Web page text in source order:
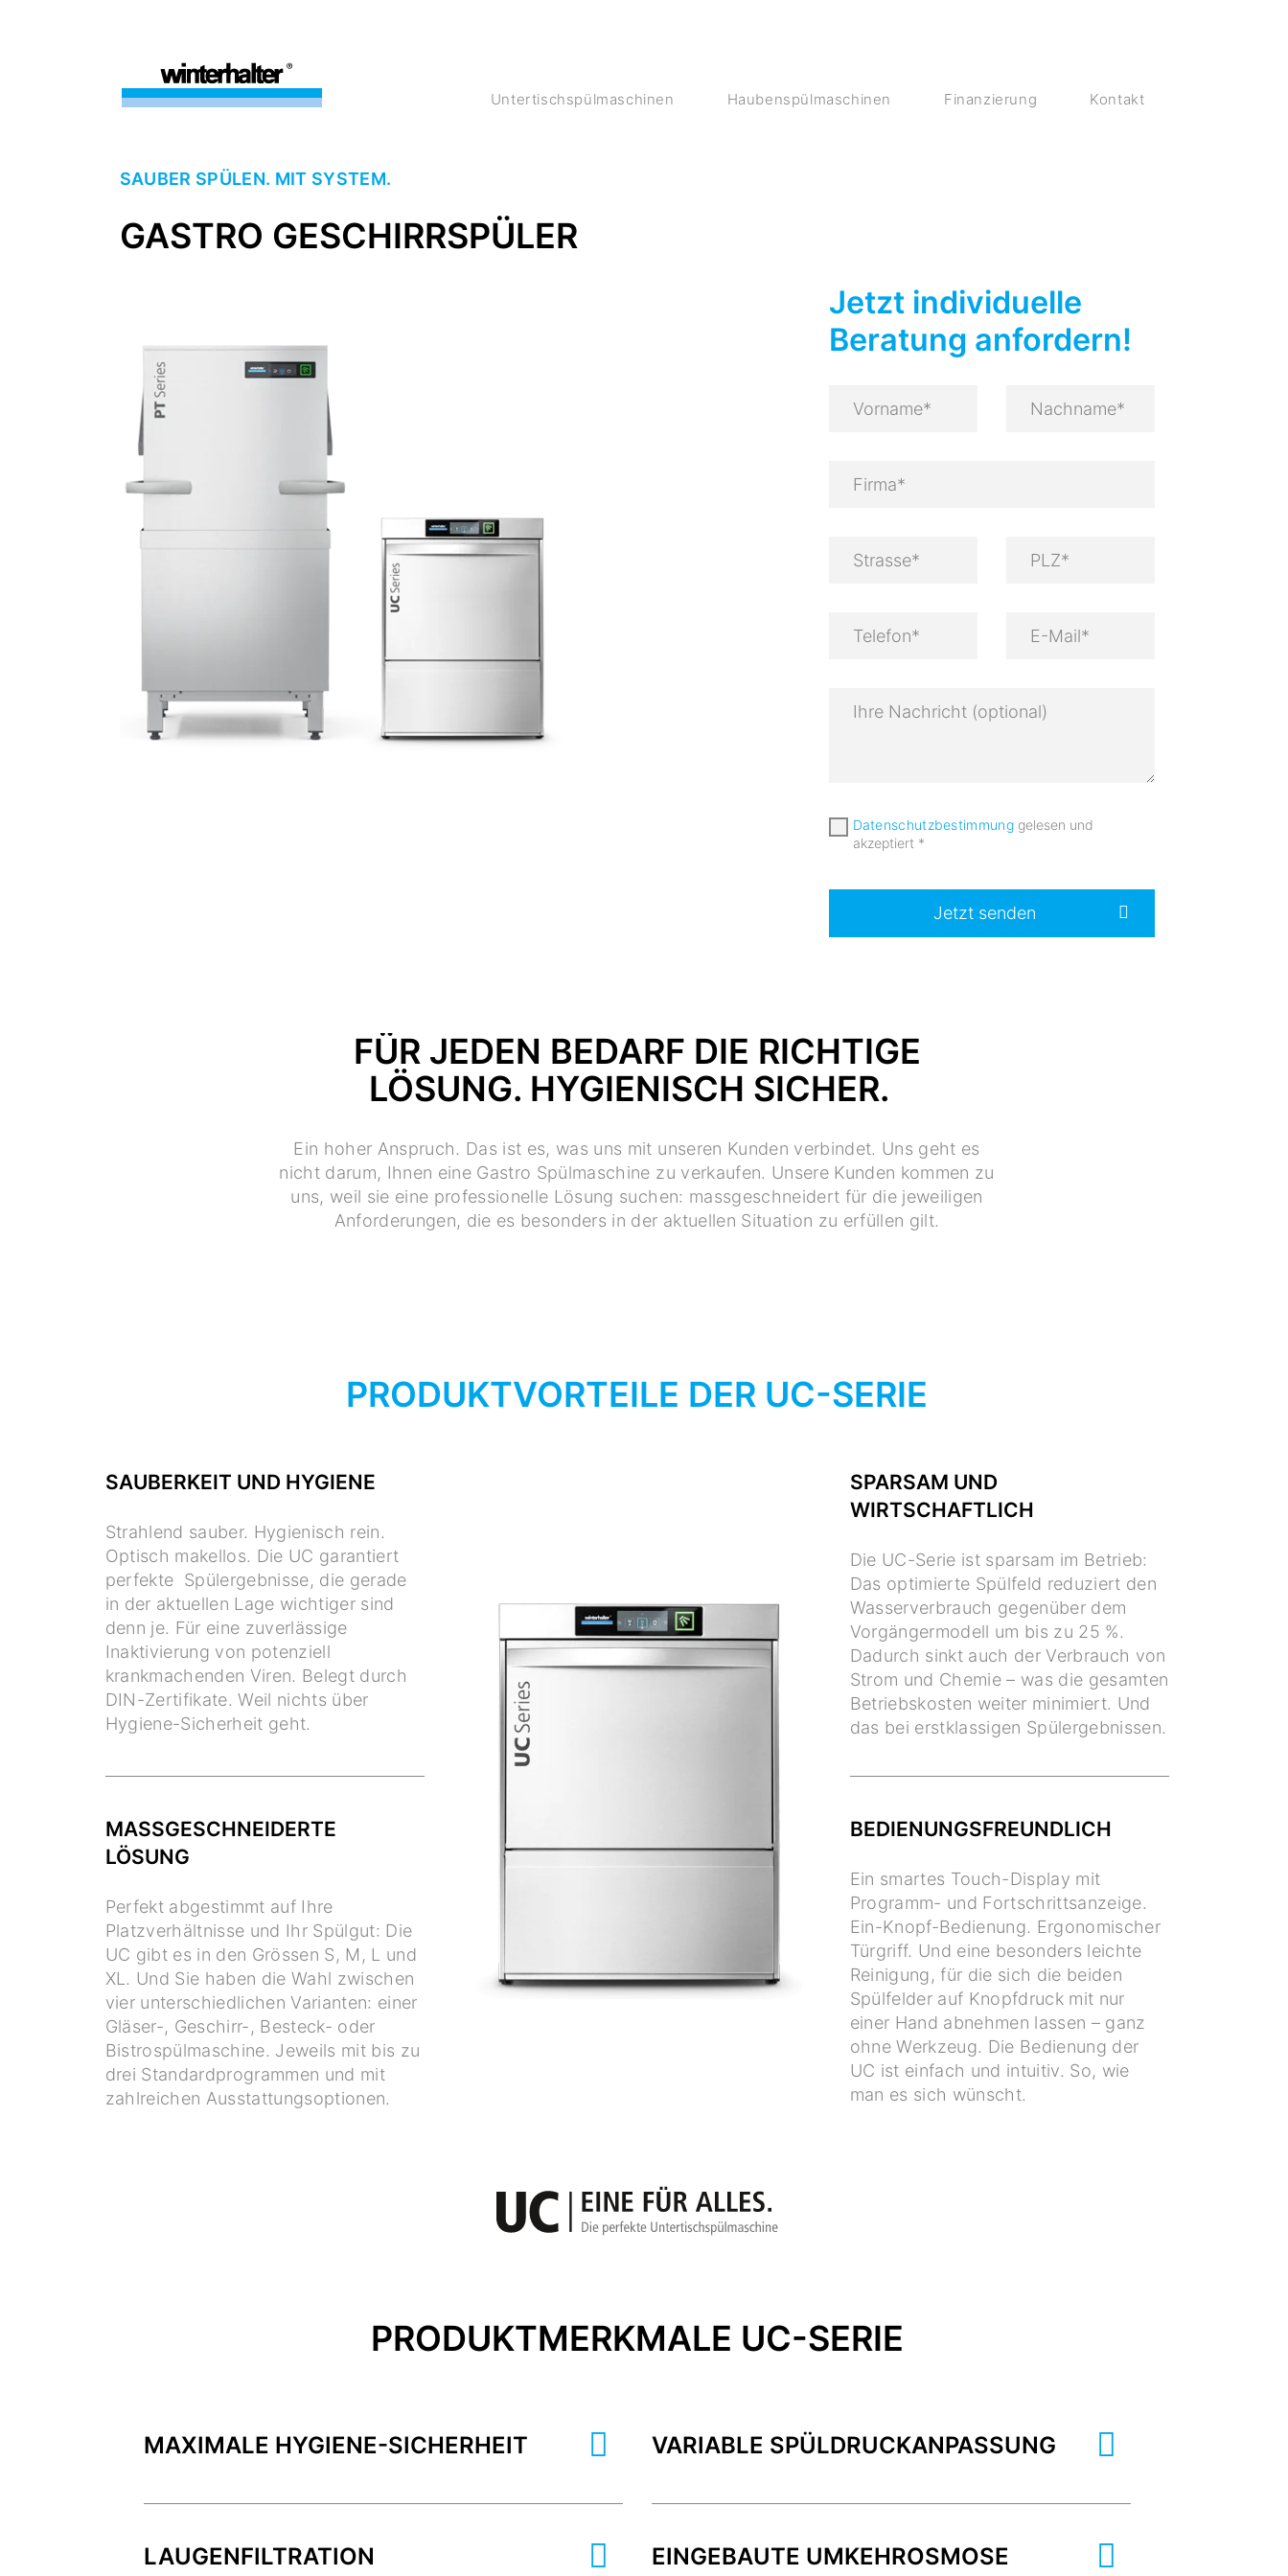
Untertischspülmaschinen Haubenspülmaschinen Finanzierung Kontakt
SAUBER SPÜLEN. MIT SYSTEM.
GASTRO GESCHIRRSPÜLER
Jetzt individuelle
Beratung anfordern!
Datenschutzbestimmunggelesen und
akzeptiert *
Jetzt senden
FÜR JEDEN BEDARF DIE RICHTIGE
LÖSUNG. HYGIENISCH SICHER.
Ein hoher Anspruch. Das ist es, was uns mit unseren Kunden verbindet. Uns geht es
nicht darum, Ihnen eine Gastro Spülmaschine zu verkaufen. Unsere Kunden kommen zu
uns, weil sie eine professionelle Lösung suchen: massgeschneidert für die jeweiligen
Anforderungen, die es besonders in der aktuellen Situation zu erfüllen gilt.
PRODUKTVORTEILE DER UC-SERIE
SAUBERKEIT UND HYGIENE
Strahlend sauber. Hygienisch rein.
Optisch makellos. Die UC garantiert
perfekte Spülergebnisse, die gerade
in der aktuellen Lage wichtiger sind
denn je. Für eine zuverlässige
Inaktivierung von potenziell
krankmachenden Viren. Belegt durch
DIN-Zertifikate. Weil nichts über
Hygiene-Sicherheit geht.
SPARSAM UND
WIRTSCHAFTLICH
Die UC-Serie ist sparsam im Betrieb:
Das optimierte Spülfeld reduziert den
Wasserverbrauch gegenüber dem
Vorgängermodell um bis zu 25 %.
Dadurch sinkt auch der Verbrauch von
Strom und Chemie – was die gesamten
Betriebskosten weiter minimiert. Und
das bei erstklassigen Spülergebnissen.
MASSGESCHNEIDERTE
LÖSUNG
Perfekt abgestimmt auf Ihre
Platzverhältnisse und Ihr Spülgut: Die
UC gibt es in den Grössen S, M, L und
XL. Und Sie haben die Wahl zwischen
vier unterschiedlichen Varianten: einer
Gläser-, Geschirr-, Besteck- oder
Bistrospülmaschine. Jeweils mit bis zu
drei Standardprogrammen und mit
zahlreichen Ausstattungsoptionen.
BEDIENUNGSFREUNDLICH
Ein smartes Touch-Display mit
Programm- und Fortschrittsanzeige.
Ein-Knopf-Bedienung. Ergonomischer
Türgriff. Und eine besonders leichte
Reinigung, für die sich die beiden
Spülfelder auf Knopfdruck mit nur
einer Hand abnehmen lassen – ganz
ohne Werkzeug. Die Bedienung der
UC ist einfach und intuitiv. So, wie
man es sich wünscht.
PRODUKTMERKMALE UC-SERIE
MAXIMALE HYGIENE-SICHERHEIT
LAUGENFILTRATION
VARIABLE SPÜLDRUCKANPASSUNG
EINGEBAUTE UMKEHROSMOSE